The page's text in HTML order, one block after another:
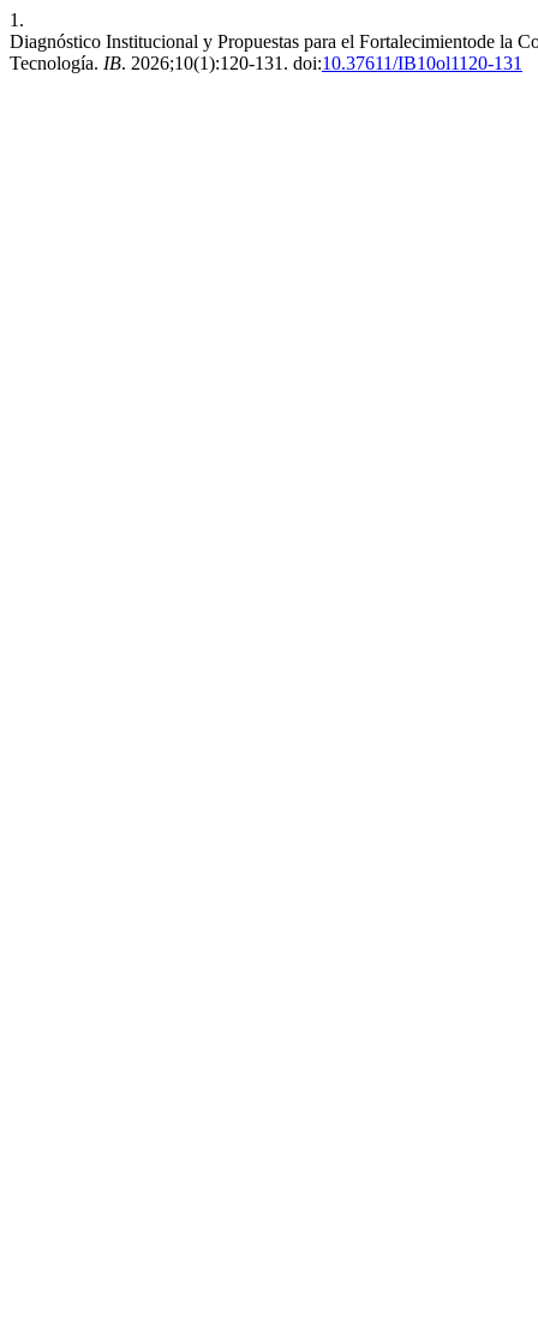
1.
Diagnóstico Institucional y Propuestas para el Fortalecimientode la
Tecnología. IB. 2026;10(1):120-131. doi:10.37611/IB10ol1120-131